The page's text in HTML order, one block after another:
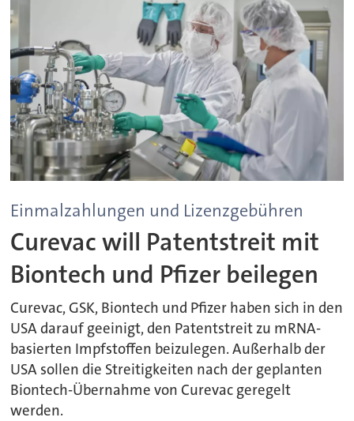
Einmalzahlungen und Lizenzgebühren
Curevac will Patentstreit mit
Biontech und Pfizer beilegen
Curevac, GSK, Biontech und Pfizer haben sich in den
USA darauf geeinigt, den Patentstreit zu mRNA-
basierten Impfstoffen beizulegen. Außerhalb der
USA sollen die Streitigkeiten nach der geplanten
Biontech-Übernahme von Curevac geregelt
werden.